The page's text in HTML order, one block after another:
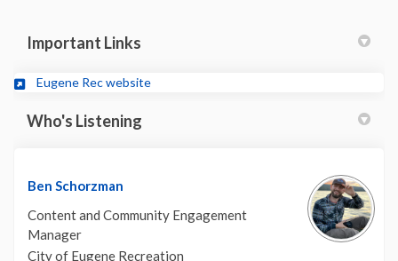
Important Links
Eugene Rec website(External link)
Who's Listening
Ben Schorzman
Content and Community Engagement
Manager
City of Eugene Recreation